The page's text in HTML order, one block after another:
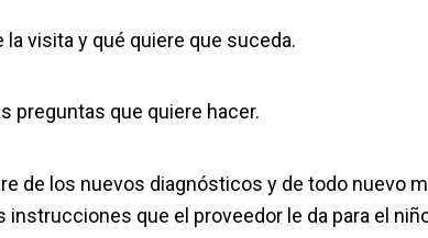
la visita y qué quiere que suceda.
preguntas que quiere hacer.
de los nuevos diagnósticos y de todo nuevo
instrucciones que el proveedor le da para el